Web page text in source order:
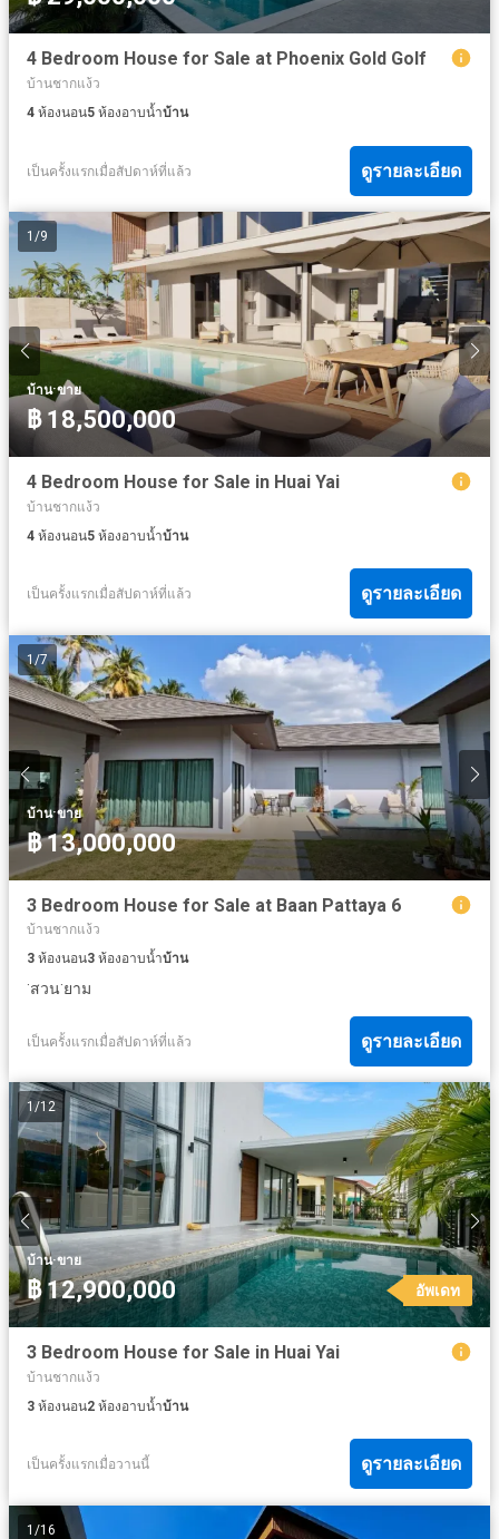
4 Bedroom House for Sale at Phoenix Gold Golf
บ้านชากแง้ว
4 ห้องนอน5 ห้องอาบน้ำบ้าน
เป็นครั้งแรกเมื่อสัปดาห์ที่แล้ว ดูรายละเอียด
1 /9
บ้าน·ขาย
฿ 18,500,000
4 Bedroom House for Sale in Huai Yai
บ้านชากแง้ว
4 ห้องนอน5 ห้องอาบน้ำบ้าน
เป็นครั้งแรกเมื่อสัปดาห์ที่แล้ว ดูรายละเอียด
1 /7
บ้าน·ขาย
฿ 13,000,000
3 Bedroom House for Sale at Baan Pattaya 6
บ้านชากแง้ว
3 ห้องนอน3 ห้องอาบน้ำบ้าน
·สวน·ยาม
เป็นครั้งแรกเมื่อสัปดาห์ที่แล้ว ดูรายละเอียด
1 /12
บ้าน·ขาย
฿ 12,900,000 อัพเดท
3 Bedroom House for Sale in Huai Yai
บ้านชากแง้ว
3 ห้องนอน2 ห้องอาบน้ำบ้าน
เป็นครั้งแรกเมื่อวานนี้ ดูรายละเอียด
1 /16